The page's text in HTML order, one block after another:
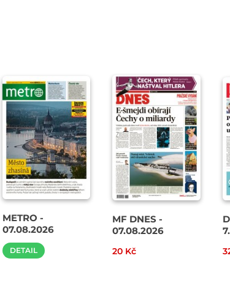
METRO -
07.08.2026
DETAIL
MF DNES -
07.08.2026
20 Kč